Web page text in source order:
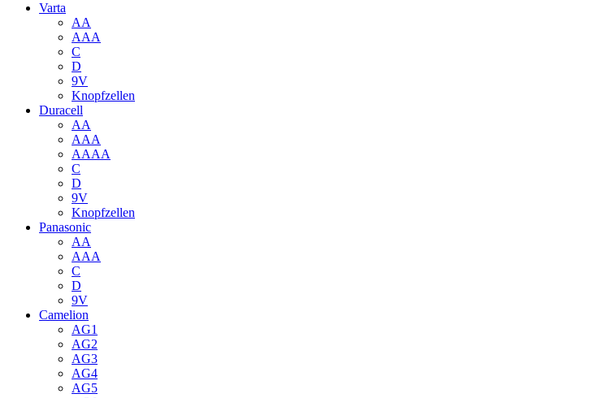
Varta
AA
AAA
C
D
9V
Knopfzellen
Duracell
AA
AAA
AAAA
C
D
9V
Knopfzellen
Panasonic
AA
AAA
C
D
9V
Camelion
AG1
AG2
AG3
AG4
AG5